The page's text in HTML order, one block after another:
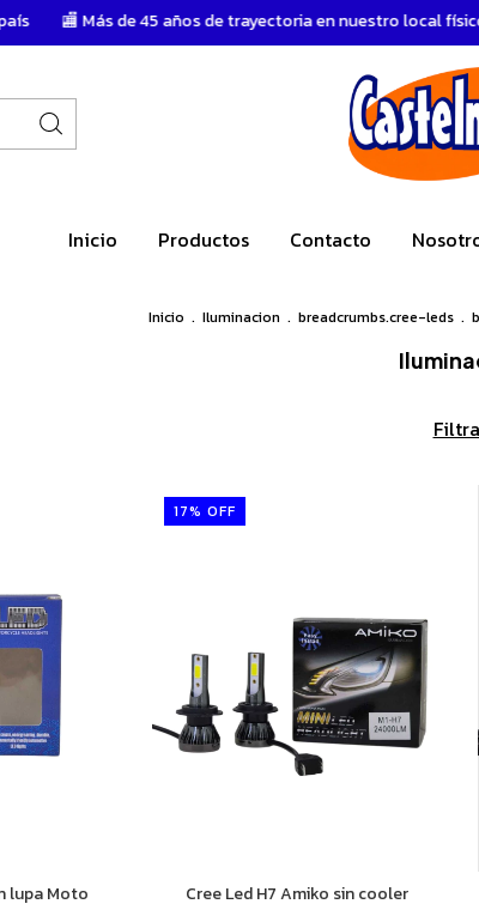
de 45 años de trayectoria en nuestro local físico 💳
Inicio Productos Contacto
Inicio . Iluminacion . breadcrumbs.cree-leds .
lupa Moto
17% OFF
Cree Led H7 Amiko sin cooler